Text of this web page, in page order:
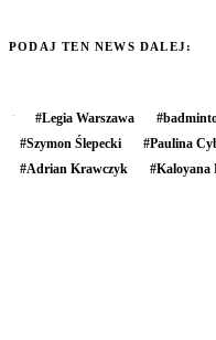
PODAJ TEN NEWS DALEJ:
#Legia Warszawa #
#Szymon Ślepecki #Paulina
#Adrian Krawczyk #Kaloyana